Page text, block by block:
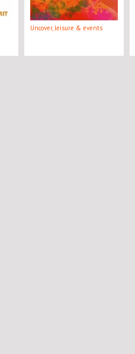
Uncover, leisure & events